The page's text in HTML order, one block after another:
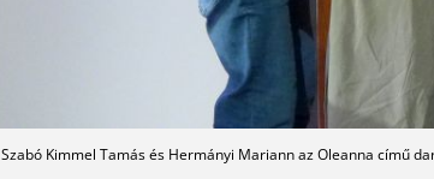
Szabó Kimmel Tamás és Hermányi Mariann az Oleanna című